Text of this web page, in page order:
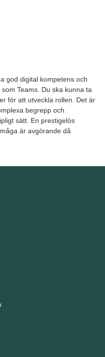
god digital kompetens och
Teams. Du ska kunna ta
för att utveckla rollen. Det är
begrepp och
sätt. En prestigelös
är avgörande då